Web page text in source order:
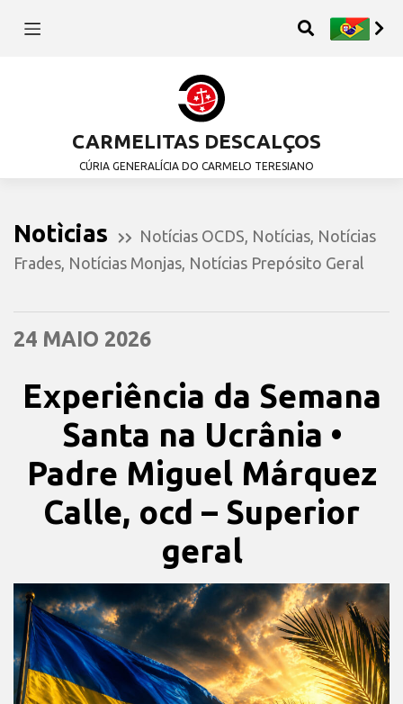
CARMELITAS DESCALÇOS
CÚRIA GENERALÍCIA DO CARMELO TERESIANO
Notìcias Notícias OCDS Notícias Notícias
Frades Notícias Monjas Notícias Prepósito Geral
24 MAIO 2026
Experiência da Semana
Santa na Ucrânia •
Padre Miguel Márquez
Calle, ocd – Superior
geral